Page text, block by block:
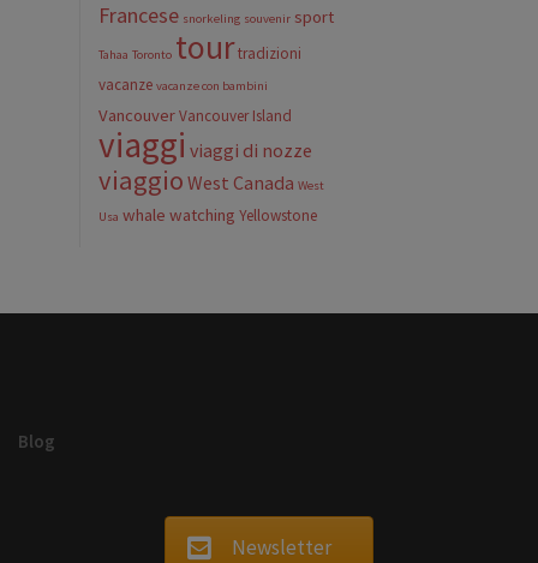
Francese snorkeling souvenir sport
Tahaa Toronto tourtradizioni
vacanze vacanze con bambini
VancouverVancouver Island
viaggi viaggi di nozze
viaggio West Canada West
Usa whale watching Yellowstone
Blog
Newsletter